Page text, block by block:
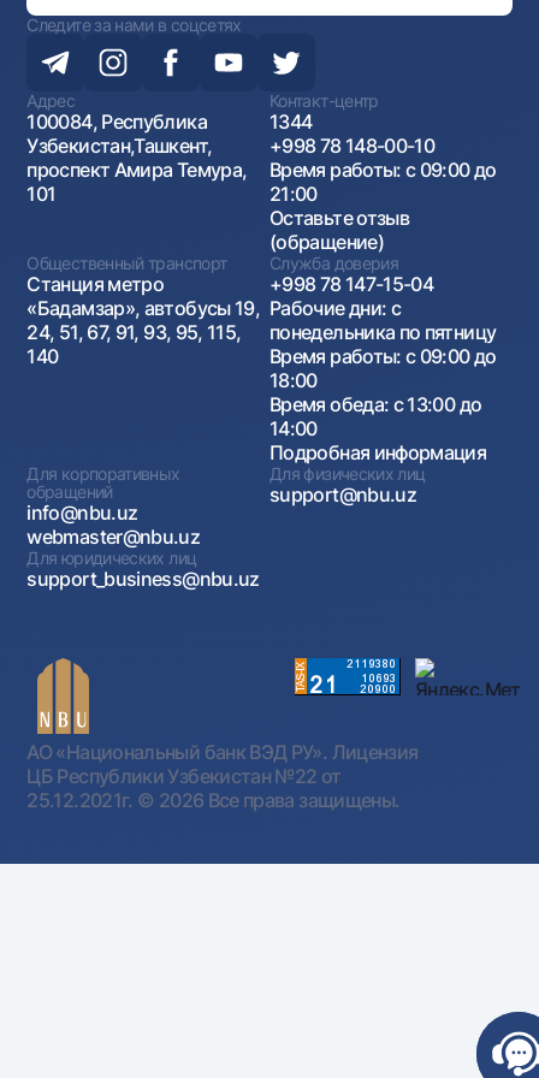
Следите за нами в соцсетях
Адрес
100084, Республика
Узбекистан,Ташкент,
проспект Амира Темура,
101
Контакт-центр
1344
+998 78 148-00-10
Время работы: с 09:00 до
21:00
Оставьте отзыв
(обращение)
Общественный транспорт
Станция метро
«Бадамзар», автобусы 19,
24, 51, 67, 91, 93, 95, 115,
140
Служба доверия
+998 78 147-15-04
Рабочие дни: с
понедельника по пятницу
Время работы: с 09:00 до
18:00
Время обеда: с 13:00 до
14:00
Подробная информация
Для корпоративных
обращений
info@nbu.uz
webmaster@nbu.uz
Для физических лиц
support@nbu.uz
Для юридических лиц
support_business@nbu.uz
АО «Национальный банк ВЭД РУ». Лицензия
ЦБ Республики Узбекистан №22 от
25.12.2021г. © 2026 Все права защищены.